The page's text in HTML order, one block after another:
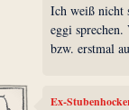
Ich weiß nicht
eggi
bzw. erstmal
Ex-